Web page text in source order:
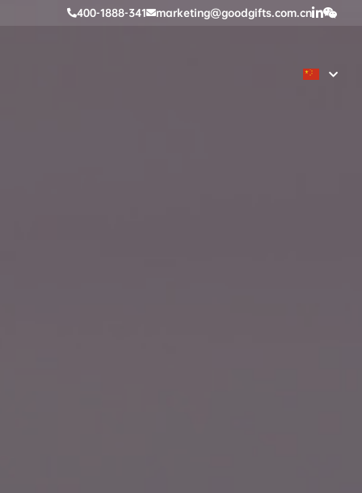
400-1888-341 marketing@goodgifts.com.cn